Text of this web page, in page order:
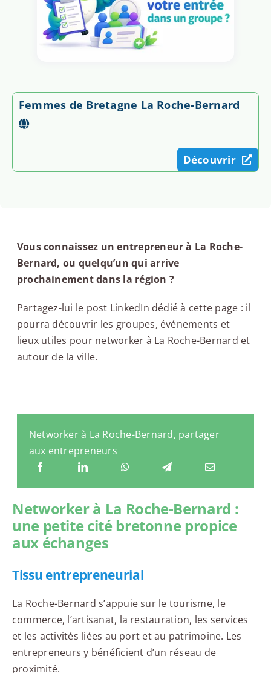
Femmes de Bretagne La Roche-Bernard
Découvrir
Vous connaissez un entrepreneur à La Roche-
Bernard, ou quelqu’un qui arrive
prochainement dans la région ?
Partagez-lui le post LinkedIn dédié à cette page : il
pourra découvrir les groupes, événements et
lieux utiles pour networker à La Roche-Bernard et
autour de la ville.
Networker à La Roche-Bernard, partager
aux entrepreneurs
Networker à La Roche-Bernard :
une petite cité bretonne propice
aux échanges
Tissu entrepreneurial
La Roche-Bernard s’appuie sur le tourisme, le
commerce, l’artisanat, la restauration, les services
et les activités liées au port et au patrimoine. Les
entrepreneurs y bénéficient d’un réseau de
proximité.